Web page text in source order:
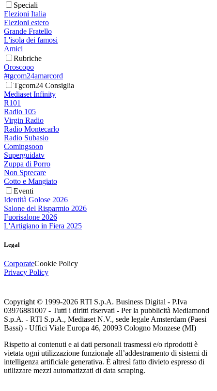
Speciali
Elezioni Italia
Elezioni estero
Grande Fratello
L'isola dei famosi
Amici
Rubriche
Oroscopo
#tgcom24amarcord
Tgcom24 Consiglia
Mediaset Infinity
R101
Radio 105
Virgin Radio
Radio Montecarlo
Radio Subasio
Comingsoon
Superguidatv
Zuppa di Porro
Non Sprecare
Cotto e Mangiato
Eventi
Identità Golose 2026
Salone del Risparmio 2026
Fuorisalone 2026
L'Artigiano in Fiera 2025
Legal
CorporateCookie Policy
Privacy Policy
Copyright © 1999-2026 RTI S.p.A. Business Digital - P.Iva
03976881007 - Tutti i diritti riservati - Per la pubblicità Mediamond
S.p.A. - RTI S.p.A., Mediaset N.V., sede legale Amsterdam (Paesi
Bassi) - Uffici Viale Europa 46, 20093 Cologno Monzese (MI)
Rispetto ai contenuti e ai dati personali trasmessi e/o riprodotti è
vietata ogni utilizzazione funzionale all’addestramento di sistemi di
intelligenza artificiale generativa. È altresì fatto divieto espresso di
utilizzare mezzi automatizzati di data scraping.